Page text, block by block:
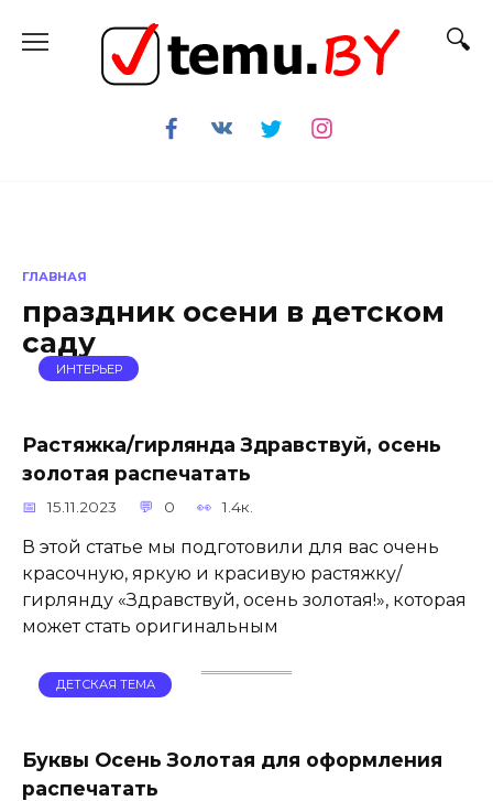
содержанию
ГЛАВНАЯ
праздник осени в детском
саду
ИНТЕРЬЕР
Растяжка/гирлянда Здравствуй, осень
золотая распечатать
15.11.2023 0 1.4к.
В этой статье мы подготовили для вас очень
красочную, яркую и красивую растяжку/
гирлянду «Здравствуй, осень золотая!», которая
может стать оригинальным
ДЕТСКАЯ ТЕМА
Буквы Осень Золотая для оформления
распечатать